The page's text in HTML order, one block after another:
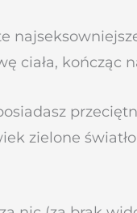
ciała,
zielone